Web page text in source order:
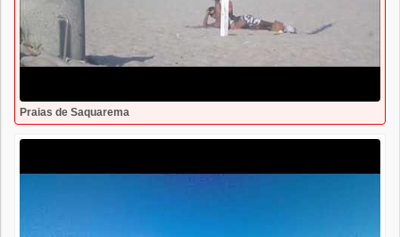
Praias de Saquarema